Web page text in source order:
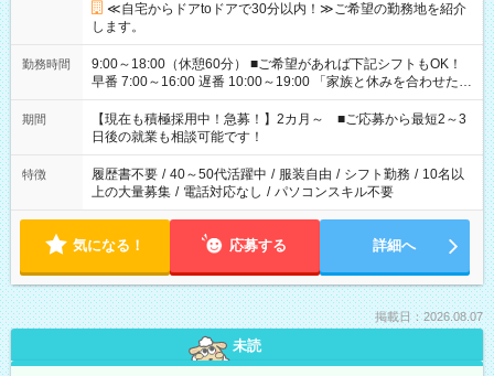
≪自宅からドアtoドアで30分以内！≫ご希望の勤務地を紹介
します。
勤務時間
9:00～18:00（休憩60分） ■ご希望があれば下記シフトもOK！
早番 7:00～16:00 遅番 10:00～19:00 「家族と休みを合わせた
い」 「余裕を持って夕飯の準備がしたい」 「できれば残業はし
たくない」 など、ご希望を教えてくださいね。 ※Wワーク希望
の方へ 今ご覧のお仕事で希望する勤務時間と、もう1つのお仕事
の勤務時間。 合計で週40時間を超える場合は応募できません。
期間
【現在も積極採用中！急募！】2カ月～ ■ご応募から最短2～3
日後の就業も相談可能です！
特徴 履歴書不要 / 40～50代活躍中 / 服装自由 / シフト勤務 / 10名以
上の大量募集 / 電話対応なし / パソコンスキル不要
気になる！ 応募する 詳細へ
掲載日：2026.08.07
未読